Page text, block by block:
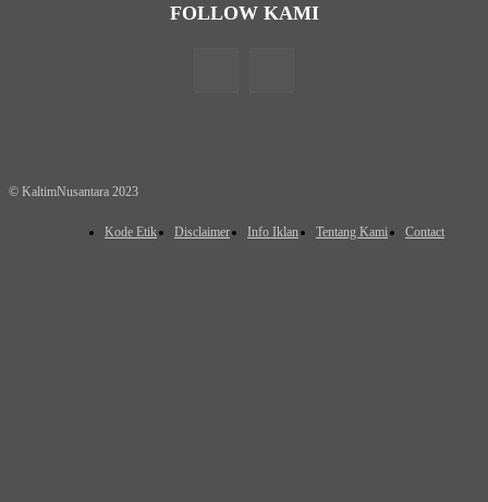
FOLLOW KAMI
© KaltimNusantara 2023
Kode Etik Disclaimer Info Iklan Tentang Kami Contact